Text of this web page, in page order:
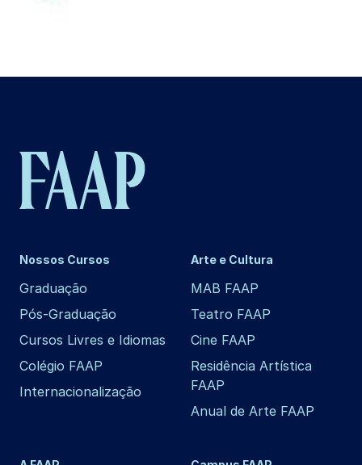
Nossos Cursos
Graduação
Pós-Graduação
Cursos Livres e Idiomas
Colégio FAAP
Internacionalização
Arte e Cultura
MAB FAAP
Teatro FAAP
Cine FAAP
Residência Artística
FAAP
Anual de Arte FAAP